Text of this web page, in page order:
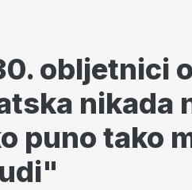
obljetnici
nikada
puno tako